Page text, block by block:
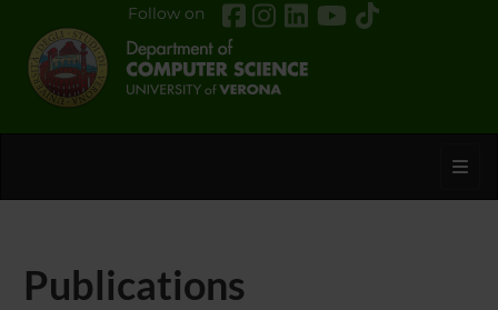
Follow on
Publications